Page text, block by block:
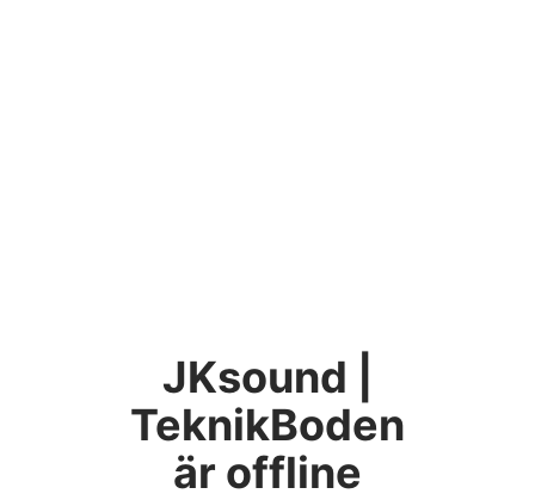
JKsound |
TeknikBoden
är offline